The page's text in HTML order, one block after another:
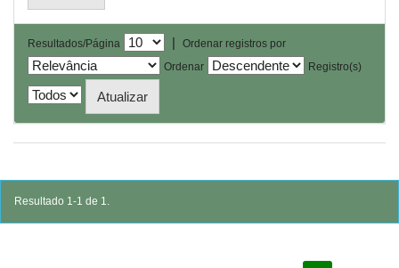
Resultados/Página |
Ordenar registros por
Ordenar
Registro(s)
Resultado 1-1 de 1.